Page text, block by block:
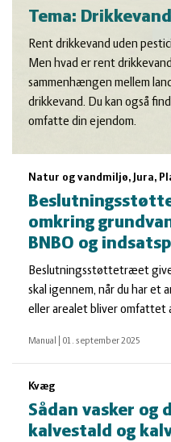
Tema:
Rent drikkevand uden
Men hvad er rent
sammenhængen mellem
drikkevand. Du kan også
omfatte din ejendom.
Natur og vandmiljø, Jura,
omkring
BNBO og
Beslutningsstøttetræet
skal igennem, når du har et
eller arealet bliver omfattet
Manual 01. september 2025
Kvæg
Sådan vasker og
kalvestald og